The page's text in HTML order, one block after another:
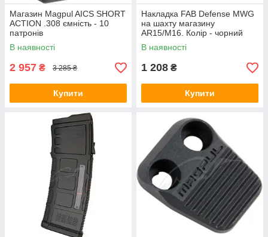
Магазин Magpul AICS SHORT
ACTION .308 ємність - 10
патронів
В наявності
2 957 ₴ 3 285 ₴
Купити
Накладка FAB Defense MWG
на шахту магазину
AR15/M16. Колір - чорний
В наявності
1 208 ₴
Купити